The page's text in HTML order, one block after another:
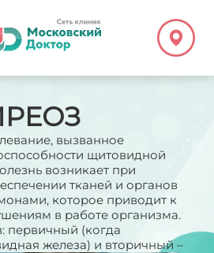
вызванное
щитовидной
возникает при
тканей и органов
которое приводит к
в работе организма.
первичный (когда
железа) и вторичный –